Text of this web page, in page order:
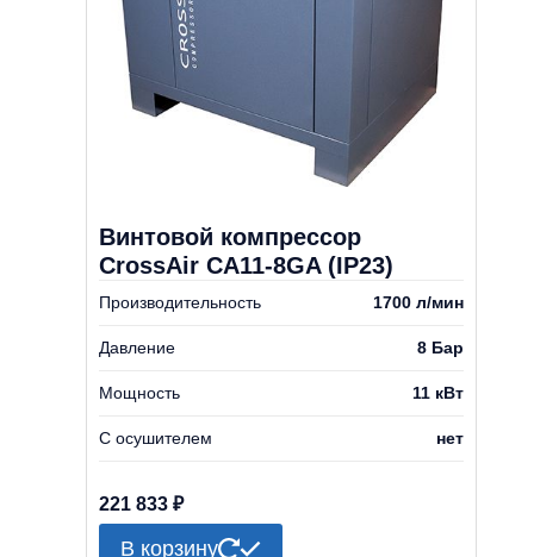
Винтовой компрессор
CrossAir CA11-8GA (IP23)
Производительность 1700 л/мин
Давление 8 Бар
Мощность 11 кВт
С осушителем нет
221 833 ₽
В корзину